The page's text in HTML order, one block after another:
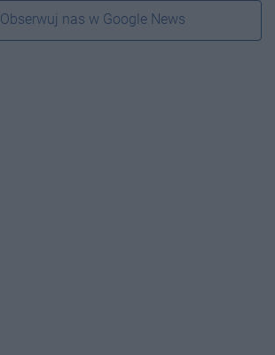
Obserwuj nas w Google News